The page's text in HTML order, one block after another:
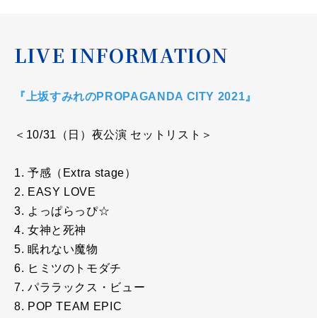
LIVE INFORMATION
『上坂すみれのPROPAGANDA CITY 2021』
＜10/31（日）夜公演 セットリスト＞
1. 予感（Extra stage）
2. EASY LOVE
3. よっぱらっぴ☆
4. 女神と死神
5. 眠れない魔物
6. ヒミツのトモダチ
7. パララックス・ビュー
8. POP TEAM EPIC